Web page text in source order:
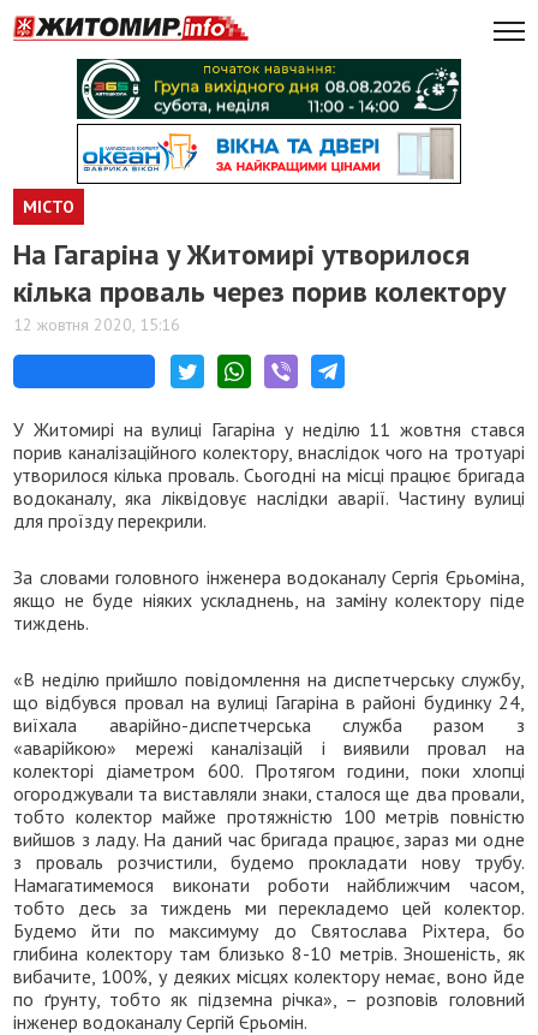
МІСТО
На Гагаріна у Житомирі утворилося
кілька проваль через порив колектору
12 жовтня 2020, 15:16
У Житомирі на вулиці Гагаріна у неділю 11 жовтня стався
порив каналізаційного колектору, внаслідок чого на тротуарі
утворилося кілька проваль. Сьогодні на місці працює бригада
водоканалу, яка ліквідовує наслідки аварії. Частину вулиці
для проїзду перекрили.
За словами головного інженера водоканалу Сергія Єрьоміна,
якщо не буде ніяких ускладнень, на заміну колектору піде
тиждень.
«В неділю прийшло повідомлення на диспетчерську службу,
що відбувся провал на вулиці Гагаріна в районі будинку 24,
виїхала аварійно-диспетчерська служба разом з
«аварійкою» мережі каналізацій і виявили провал на
колекторі діаметром 600. Протягом години, поки хлопці
огороджували та виставляли знаки, сталося ще два провали,
тобто колектор майже протяжністю 100 метрів повністю
вийшов з ладу. На даний час бригада працює, зараз ми одне
з проваль розчистили, будемо прокладати нову трубу.
Намагатимемося виконати роботи найближчим часом,
тобто десь за тиждень ми перекладемо цей колектор.
Будемо йти по максимуму до Святослава Ріхтера, бо
глибина колектору там близько 8-10 метрів. Зношеність, як
вибачите, 100%, у деяких місцях колектору немає, воно йде
по ґрунту, тобто як підземна річка», – розповів головний
інженер водоканалу Сергій Єрьомін.